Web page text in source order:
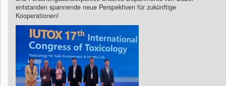
entstanden spannende neue Perspektiven für zukünftige
Kooperationen!